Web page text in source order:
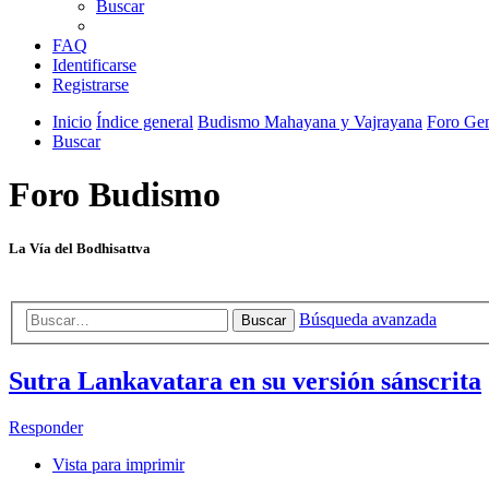
Buscar
FAQ
Identificarse
Registrarse
Inicio Índice general Budismo Mahayana y Vajrayana Foro
Buscar
Foro Budismo
La Vía del Bodhisattva
Buscar Búsqueda avanzada
Sutra Lankavatara en su versión sánscrita
Responder
Vista para imprimir